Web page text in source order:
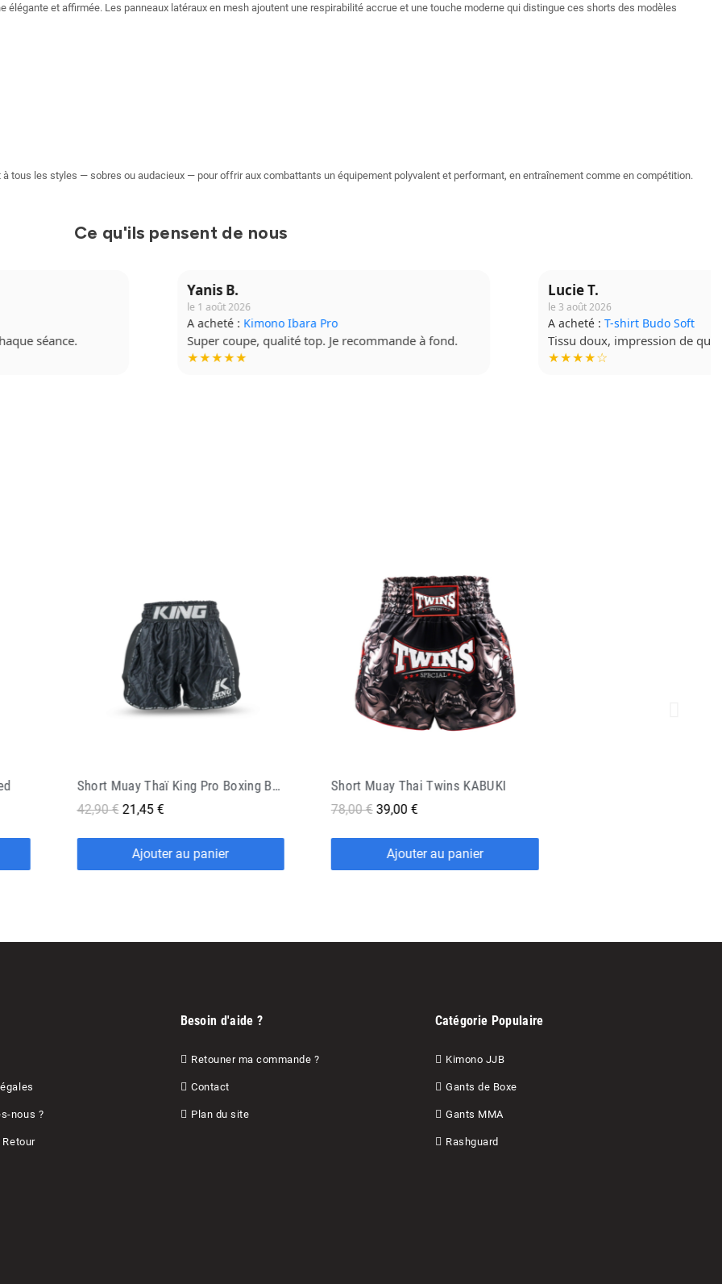
élégante et affirmée. Les panneaux latéraux en mesh ajoutent une respirabilité accrue et une touche moderne qui distingue ces shorts des modèles
tous les styles — sobres ou audacieux — pour offrir aux combattants un équipement polyvalent et performant, en entraînement comme en compétition.
Ce qu'ils pensent de nous
Super coupe, qualité top. Je recommande à fond. Tissu doux, impression de qualité. Très contente !
Short Muay Thai Twins KABUKI
78,00 € 39,00 €
Ajouter au panier
42,90 € 21,45 €
Ajouter au panier
nous ?
Retour
Besoin d'aide ?
Retouner ma commande ?
Contact
Plan du site
Catégorie Populaire
Kimono JJB
Gants de Boxe
Gants MMA
Rashguard